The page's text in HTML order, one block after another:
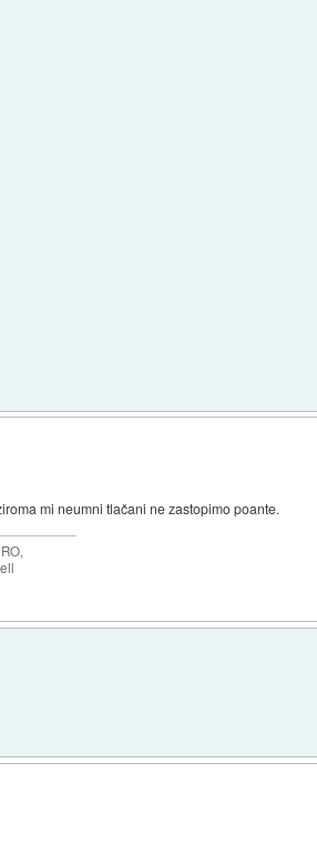
mi neumni tlačani ne zastopimo poante.